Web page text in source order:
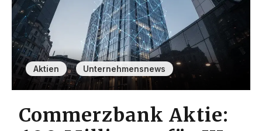
Aktien , Unternehmensnews
Commerzbank Aktie: